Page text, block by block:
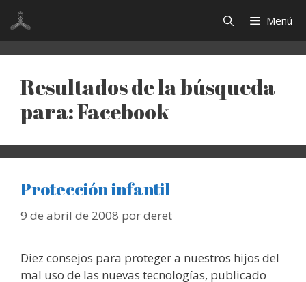
Saltar
contenido
Menú
Resultados de la búsqueda
para:Facebook
Protección infantil
9 de abril de 2008 porderet
Diez consejos para proteger a nuestros hijos del
mal uso de las nuevas tecnologías, publicado